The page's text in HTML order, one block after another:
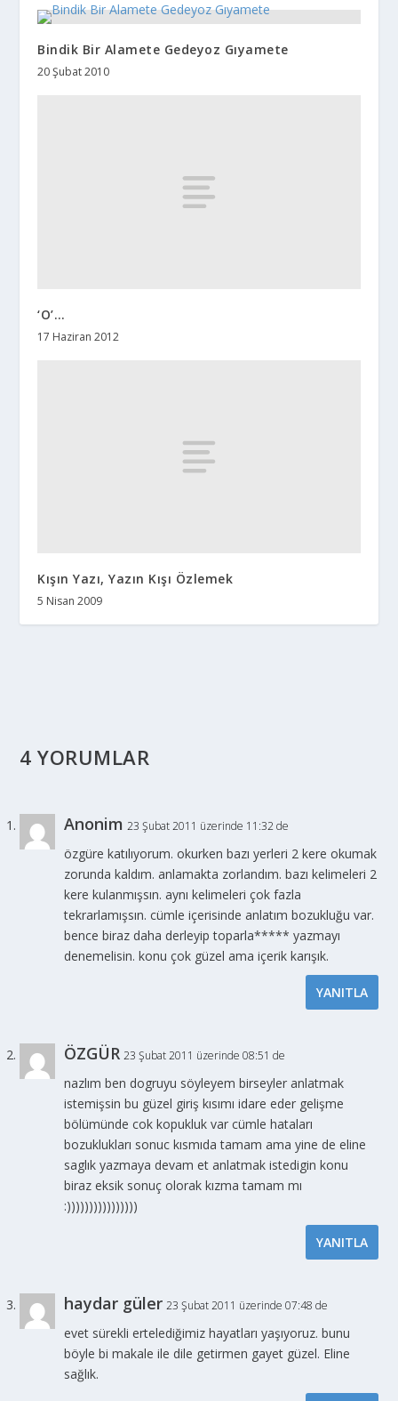
Bindik Bir Alamete Gedeyoz Gıyamete
20 Şubat 2010
‘O’…
17 Haziran 2012
Kışın Yazı, Yazın Kışı Özlemek
5 Nisan 2009
4 YORUMLAR
Anonim 23 Şubat 2011 üzerinde 11:32 de
özgüre katılıyorum. okurken bazı yerleri 2 kere okumak
zorunda kaldım. anlamakta zorlandım. bazı kelimeleri 2
kere kulanmışsın. aynı kelimeleri çok fazla
tekrarlamışsın. cümle içerisinde anlatım bozukluğu var.
bence biraz daha derleyip toparla***** yazmayı
denemelisin. konu çok güzel ama içerik karışık.
YANITLA
ÖZGÜR 23 Şubat 2011 üzerinde 08:51 de
nazlım ben dogruyu söyleyem birseyler anlatmak
istemişsin bu güzel giriş kısımı idare eder gelişme
bölümünde cok kopukluk var cümle hataları
bozuklukları sonuc kısmıda tamam ama yine de eline
saglık yazmaya devam et anlatmak istedigin konu
biraz eksik sonuç olorak kızma tamam mı
:))))))))))))))))
YANITLA
haydar güler 23 Şubat 2011 üzerinde 07:48 de
evet sürekli ertelediğimiz hayatları yaşıyoruz. bunu
böyle bi makale ile dile getirmen gayet güzel. Eline
sağlık.